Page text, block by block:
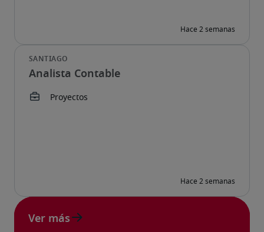
Analista Contable
Ver más